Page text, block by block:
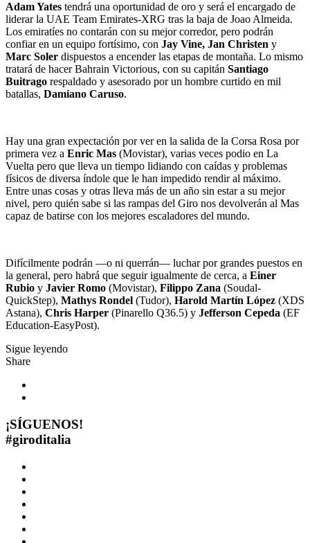
Adam Yates tendrá una oportunidad de oro y será el encargado de
liderar la UAE Team Emirates-XRG tras la baja de Joao Almeida.
Los emiratíes no contarán con su mejor corredor, pero podrán
confiar en un equipo fortísimo, con Jay Vine, Jan Christen y
Marc Soler dispuestos a encender las etapas de montaña. Lo mismo
tratará de hacer Bahrain Victorious, con su capitán Santiago
Buitrago respaldado y asesorado por un hombre curtido en mil
batallas, Damiano Caruso.
Hay una gran expectación por ver en la salida de la Corsa Rosa por
primera vez a Enric Mas (Movistar), varias veces podio en La
Vuelta pero que lleva un tiempo lidiando con caídas y problemas
físicos de diversa índole que le han impedido rendir al máximo.
Entre unas cosas y otras lleva más de un año sin estar a su mejor
nivel, pero quién sabe si las rampas del Giro nos devolverán al Mas
capaz de batirse con los mejores escaladores del mundo.
Difícilmente podrán —o ni querrán— luchar por grandes puestos en
la general, pero habrá que seguir igualmente de cerca, a Einer
Rubio y Javier Romo (Movistar), Filippo Zana (Soudal-
QuickStep), Mathys Rondel (Tudor), Harold Martín López (XDS
Astana), Chris Harper (Pinarello Q36.5) y Jefferson Cepeda (EF
Education-EasyPost).
Sigue leyendo
Share
¡SÍGUENOS!
#giroditalia